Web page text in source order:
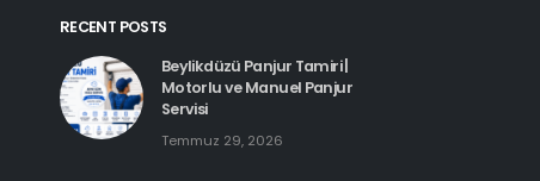
RECENT POSTS
Beylikdüzü Panjur Tamiri |
Motorlu ve Manuel Panjur
Servisi
Temmuz 29, 2026